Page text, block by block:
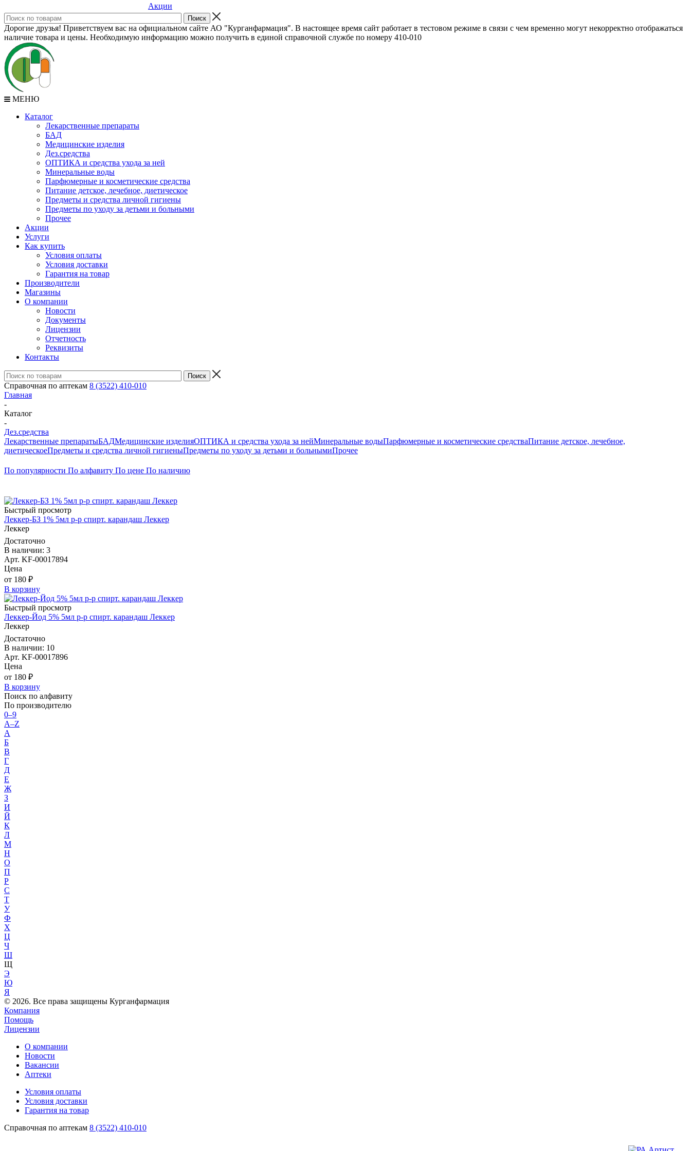
Акции
Дорогие друзья! Приветствуем вас на официальном сайте АО "Курганфармация". В настоящее время сайт работает в тестовом режиме в связи с чем временно могут некорректно отображаться
наличие товара и цены. Необходимую информацию можно получить в единой справочной службе по номеру 410-010
МЕНЮ
Каталог
Лекарственные препараты
БАД
Медицинские изделия
Дез.средства
ОПТИКА и средства ухода за ней
Минеральные воды
Парфюмерные и косметические средства
Питание детское, лечебное, диетическое
Предметы и средства личной гигиены
Предметы по уходу за детьми и больными
Прочее
Акции
Услуги
Как купить
Условия оплаты
Условия доставки
Гарантия на товар
Производители
Магазины
О компании
Новости
Документы
Лицензии
Отчетность
Реквизиты
Контакты
Справочная по аптекам 8 (3522) 410-010
Главная
-
Каталог
-
Дез.средства
Лекарственные препаратыБАДМедицинские изделияОПТИКА и средства ухода за нейМинеральные водыПарфюмерные и косметические средстваПитание детское, лечебное,
диетическоеПредметы и средства личной гигиеныПредметы по уходу за детьми и больнымиПрочее
По популярности По алфавиту По цене По наличию
Быстрый просмотр
Леккер-БЗ 1% 5мл р-р спирт. карандаш Леккер
Леккер
Достаточно
В наличии: 3
Арт. KF-00017894
Цена
от 180 ₽
В корзину
Быстрый просмотр
Леккер-Йод 5% 5мл р-р спирт. карандаш Леккер
Леккер
Достаточно
В наличии: 10
Арт. KF-00017896
Цена
от 180 ₽
В корзину
Поиск по алфавиту
По производителю
0–9
A–Z
А
Б
В
Г
Д
Е
Ж
З
И
Й
К
Л
М
Н
О
П
Р
С
Т
У
Ф
Х
Ц
Ч
Ш
Щ
Э
Ю
Я
© 2026. Все права защищены Курганфармация
Компания
Помощь
Лицензии
О компании
Новости
Вакансии
Аптеки
Условия оплаты
Условия доставки
Гарантия на товар
Справочная по аптекам 8 (3522) 410-010